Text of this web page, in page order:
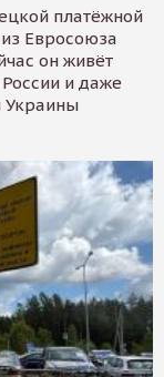
платёжной
Евросоюза
он живёт
и даже
Украины